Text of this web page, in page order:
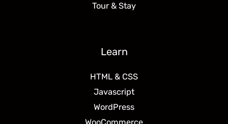
Tour & Stay
Learn
HTML & CSS
Javascript
WordPress
WooCommerce